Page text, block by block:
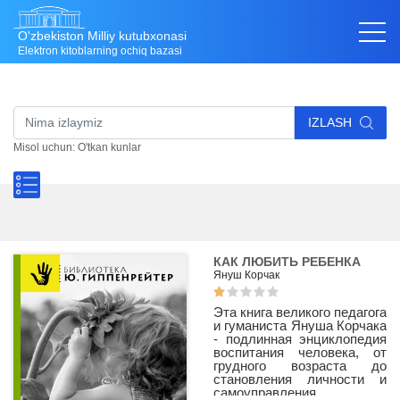
O'zbekiston Milliy kutubxonasi
Elektron kitoblarning ochiq bazasi
IZLASH
Misol uchun: O'tkan kunlar
КАК ЛЮБИТЬ РЕБЕНКА
Януш Корчак
Эта книга великого педагога
и гуманиста Януша Корчака
- подлинная энциклопедия
воспитания человека, от
грудного возраста до
становления личности и
самоуправления